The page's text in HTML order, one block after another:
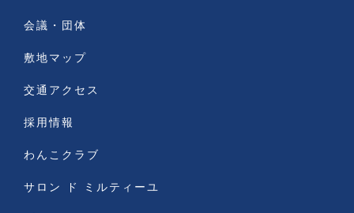
会議・団体
敷地マップ
交通アクセス
採用情報
わんこクラブ
サロン ド ミルティーユ